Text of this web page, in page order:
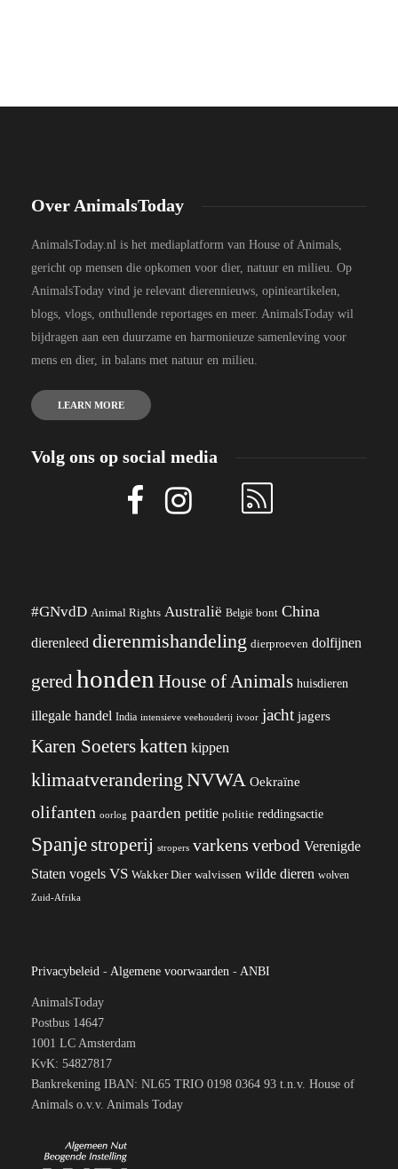
Over AnimalsToday
AnimalsToday.nl is het mediaplatform van House of Animals,
gericht op mensen die opkomen voor dier, natuur en milieu. Op
AnimalsToday vind je relevant dierennieuws, opinieartikelen,
blogs, vlogs, onthullende reportages en meer. AnimalsToday wil
bijdragen aan een duurzame en harmonieuze samenleving voor
mens en dier, in balans met natuur en milieu.
LEARN MORE
Volg ons op social media
#GNvdD Animal Rights Australië België bont China
dierenleed dierenmishandeling dierproeven dolfijnen
geredhonden House of Animals huisdieren
illegale handel India intensieve veehouderij ivoor jacht jagers
Karen Soeterskatten kippen
klimaatverandering NVWA Oekraïne
olifanten oorlog paarden petitie politie reddingsactie
Spanjestroperij stropers varkens verbod Verenigde
Staten vogels VS Wakker Dier walvissen wilde dieren wolven
Zuid-Afrika
Privacybeleid - Algemene voorwaarden - ANBI
AnimalsToday
Postbus 14647
1001 LC Amsterdam
KvK: 54827817
Bankrekening IBAN: NL65 TRIO 0198 0364 93 t.n.v. House of
Animals o.v.v. Animals Today